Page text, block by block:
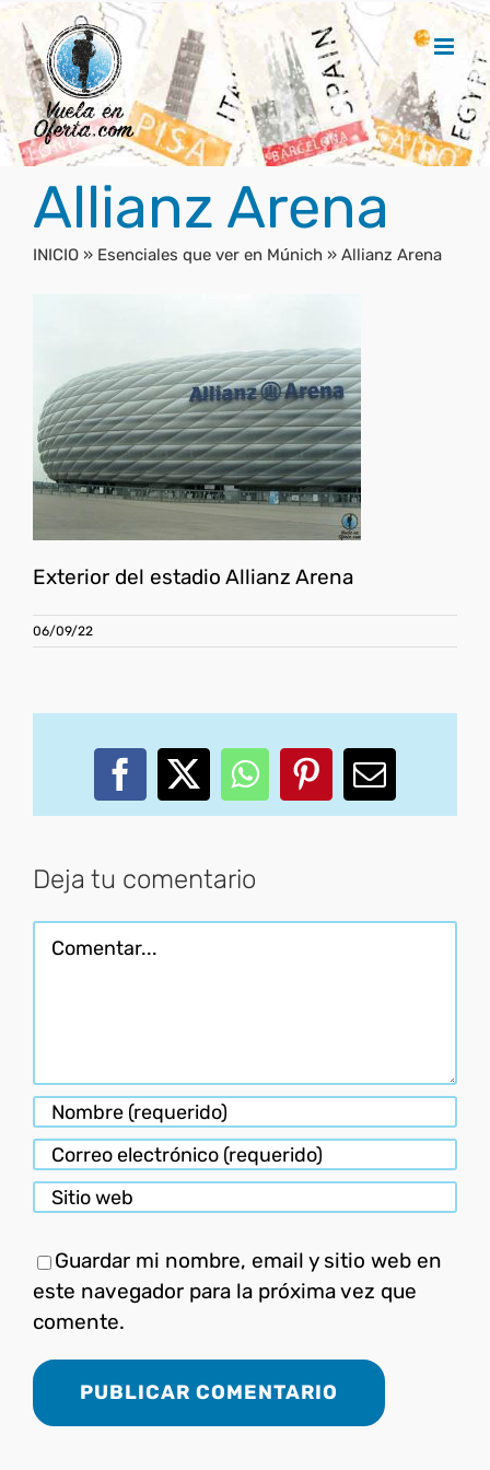
Saltar
contenido
Allianz Arena
INICIO » Esenciales que ver en Múnich » Allianz Arena
Exterior del estadio Allianz Arena
06/09/22
Facebook
X WhatsApp
PinterestCorreo
Deja tu comentario
Comentar
Guardar mi nombre, email y sitio web en
este navegador para la próxima vez que
comente.